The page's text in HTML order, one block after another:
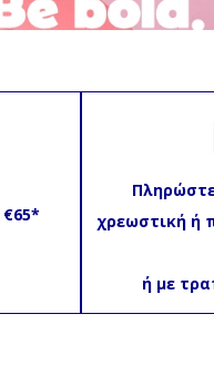
€65*
χρεωστική ή
ή με